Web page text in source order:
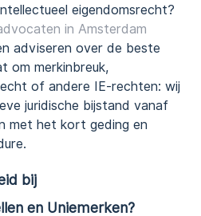
eigendomsrecht?
in Amsterdam
adviseren over de beste
om merkinbreuk,
of andere IE-rechten: wij
juridische bijstand vanaf
met het kort geding en
bij
en Uniemerken?